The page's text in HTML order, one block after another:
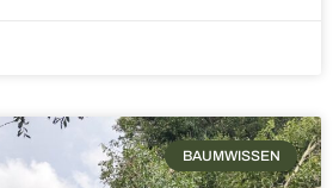
BAUMWISSEN